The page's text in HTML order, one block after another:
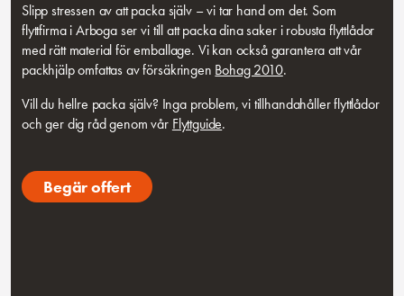
Slipp stressen av att packa själv – vi tar hand om det. Som
flyttfirma i Arboga ser vi till att packa dina saker i robusta flyttlådor
med rätt material för emballage. Vi kan också garantera att vår
packhjälp omfattas av försäkringen Bohag 2010.
Vill du hellre packa själv? Inga problem, vi tillhandahåller flyttlådor
och ger dig råd genom vår Flyttguide.
Begär offert